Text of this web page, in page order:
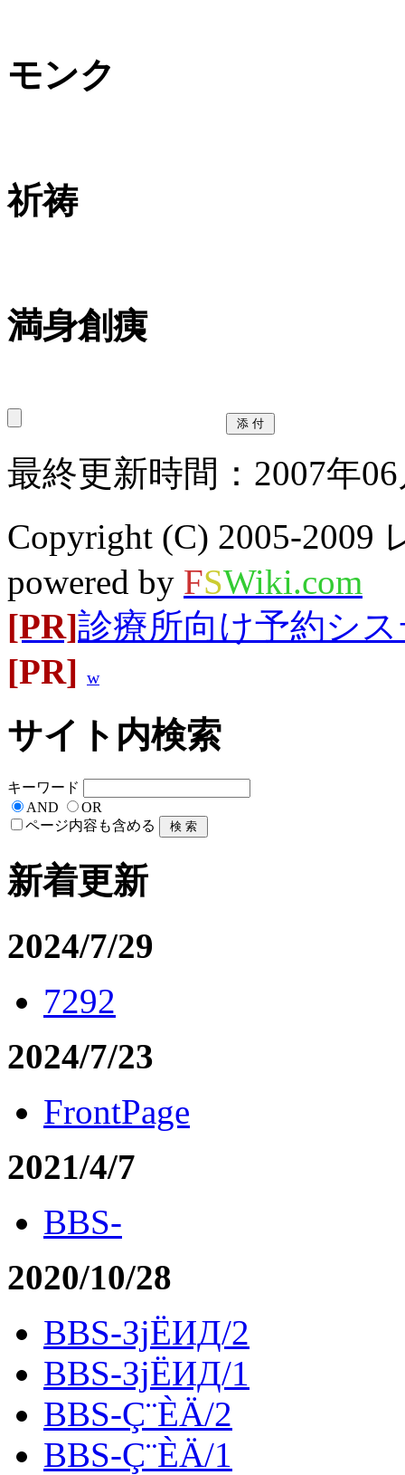
モンク
祈祷
満身創痍
最終更新時間：2007年
Copyright (C) 2005-2009
powered by FSWiki.com
[PR]診療所向け予約シ
[PR] w
サイト内検索
キーワード
AND
OR
ページ内容も含める
新着更新
2024/7/29
7292
2024/7/23
FrontPage
2021/4/7
BBS-
2020/10/28
BBS-ЗјЁИД/2
BBS-ЗјЁИД/1
BBS-Ç¨ÈÄ/2
BBS-Ç¨ÈÄ/1